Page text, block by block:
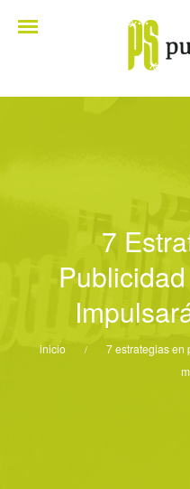
7
inicio /
7 estrategias en